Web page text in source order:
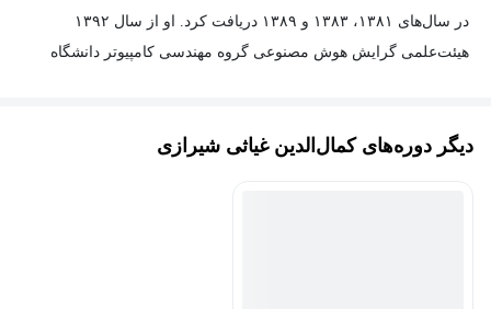
در سال‌های ۱۳۸۱، ۱۳۸۳ و ۱۳۸۹ دریافت کرد. او از سال ۱۳۹۲
هیئت‌علمی گرایش هوش مصنوعی گروه مهندسی کامپیوتر دانشگاه
مدل‌های گرافی احتمالاتی است. به‌خاطر اهمیت ریاضیات در این
دیگر دوره‌های کمال‌الدین غیاثی شیرازی